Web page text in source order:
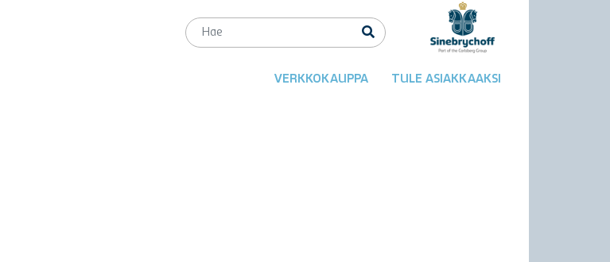
VERKKOKAUPPA TULE ASIAKKAAKSI